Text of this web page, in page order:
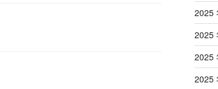
2025
2025
2025
2025